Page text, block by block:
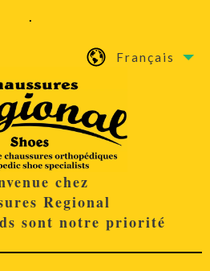
.
Français
chez
Regional
sont notre priorité